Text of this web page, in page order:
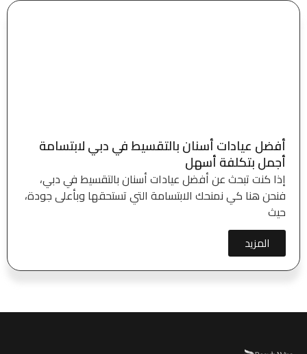
أفضل عيادات أسنان بالتقسيط في دبي لابتسامة
أجمل بتكلفة أسهل
إذا كنت تبحث عن أفضل عيادات أسنان بالتقسيط في دبي،
فنحن هنا كي نمنحك الابتسامة التي تستحقها وبأعلى جودة،
حيث
المزيد